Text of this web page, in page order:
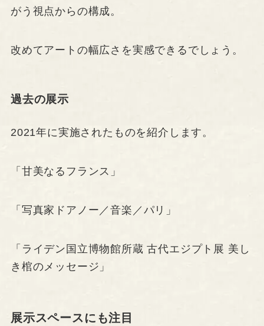
がう視点からの構成。
改めてアートの幅広さを実感できるでしょう。
過去の展示
2021年に実施されたものを紹介します。
「甘美なるフランス」
「写真家ドアノー／音楽／パリ」
「ライデン国立博物館所蔵 古代エジプト展 美し
き棺のメッセージ」
展示スペースにも注目